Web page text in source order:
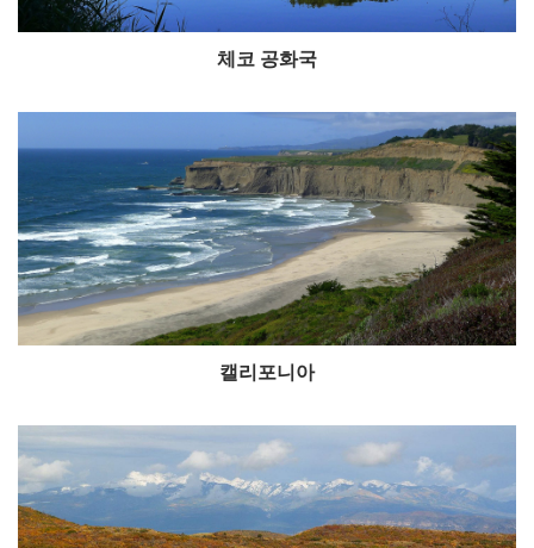
체코 공화국
캘리포니아